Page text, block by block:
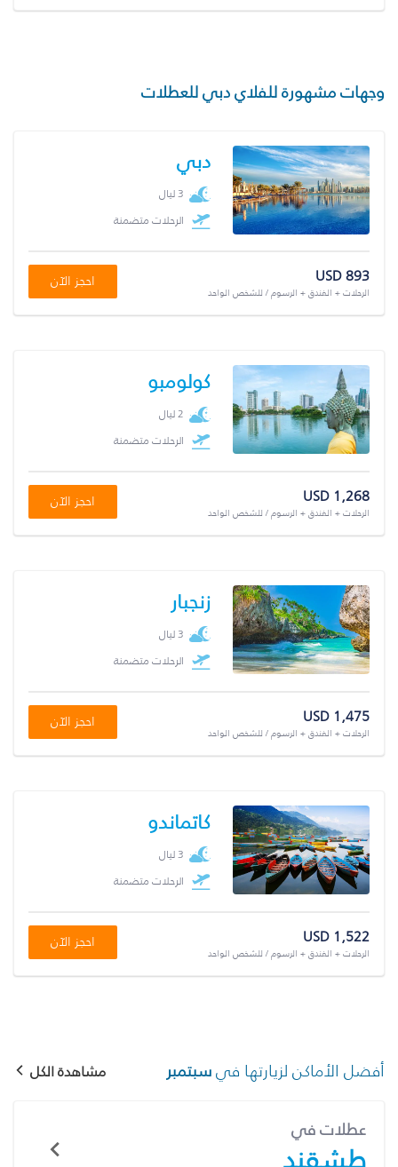
وجهات مشهورة للفلاي دبي للعطلات
دبي
3 ليال
الرحلات متضمنة
USD 893
الرحلات + الفندق + الرسوم / للشخص الواحد
احجز الآن
كولومبو
2 ليال
الرحلات متضمنة
USD 1,268
الرحلات + الفندق + الرسوم / للشخص الواحد
احجز الآن
زنجبار
3 ليال
الرحلات متضمنة
USD 1,475
الرحلات + الفندق + الرسوم / للشخص الواحد
احجز الآن
كاتماندو
3 ليال
الرحلات متضمنة
USD 1,522
الرحلات + الفندق + الرسوم / للشخص الواحد
احجز الآن
أفضل الأماكن لزيارتها فيسبتمبر مشاهدة الكل
عطلات في